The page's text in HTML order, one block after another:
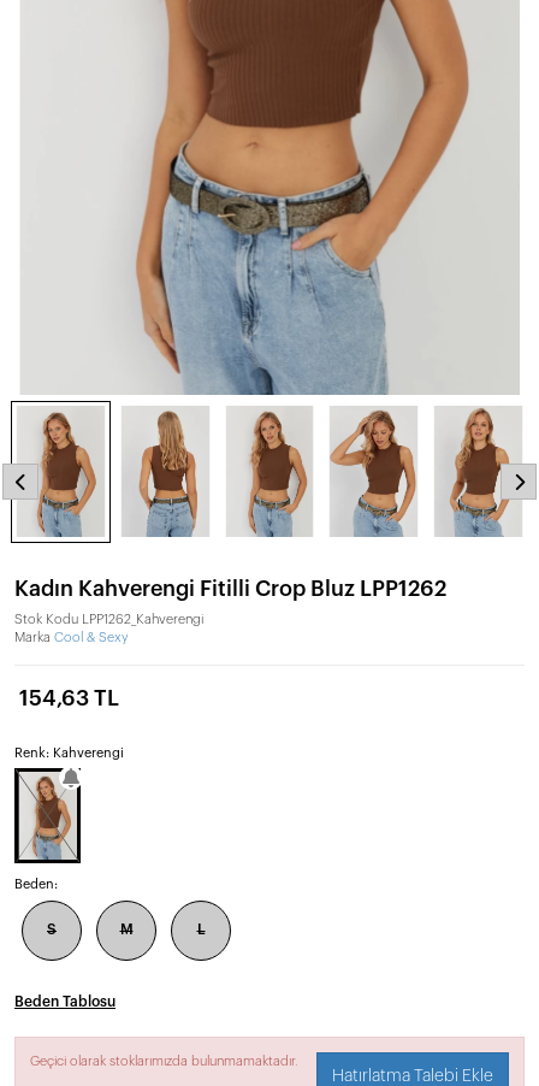
Kadın Kahverengi Fitilli Crop Bluz LPP1262
Stok Kodu LPP1262_Kahverengi
Marka Cool & Sexy
154,63 TL
Renk: Kahverengi
Beden:
S M L
Beden Tablosu
Geçici olarak stoklarımızda bulunmamaktadır.
Hatırlatma Talebi Ekle